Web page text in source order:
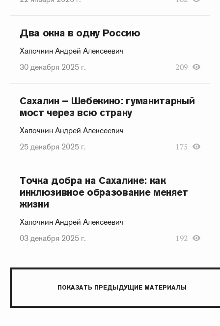
Два окна в одну Россию
Хапочкин Андрей Алексеевич
30 декабря 2025 г.
209
Сахалин – Шебекино: гуманитарный
мост через всю страну
Хапочкин Андрей Алексеевич
25 декабря 2025 г.
175
Точка добра на Сахалине: как
инклюзивное образование меняет
жизни
Хапочкин Андрей Алексеевич
03 декабря 2025 г.
192
ПОКАЗАТЬ ПРЕДЫДУЩИЕ МАТЕРИАЛЫ